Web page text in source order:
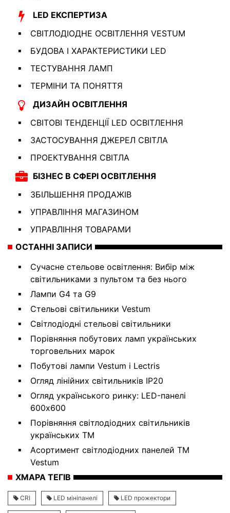
LED ЕКСПЕРТИЗА
СВІТЛОДІОДНЕ ОСВІТЛЕННЯ VESTUM
БУДОВА І ХАРАКТЕРИСТИКИ LED
ТЕСТУВАННЯ ЛАМП
ТЕРМІНИ ТА ПОНЯТТЯ
ДИЗАЙН ОСВІТЛЕННЯ
СВІТОВІ ТЕНДЕНЦІЇ LED ОСВІТЛЕННЯ
ЗАСТОСУВАННЯ ДЖЕРЕЛ СВІТЛА
ПРОЕКТУВАННЯ СВІТЛА
БІЗНЕС В СФЕРІ ОСВІТЛЕННЯ
ЗБІЛЬШЕННЯ ПРОДАЖІВ
УПРАВЛІННЯ МАГАЗИНОМ
УПРАВЛІННЯ ТОВАРАМИ
ОСТАННІ ЗАПИСИ
Сучасне стельове освітлення: Вибір між
світильниками з пультом та без нього
Лампи G4 та G9
Стельові світильники Vestum
Світлодіодні стельові світильники
Порівняння побутових ламп українських
торговельних марок
Побутові лампи Vestum і Lectris
Огляд лінійних світильників IP20
Огляд українського ринку: LED-панелі
600х600
Порівняння світлодіодних світильників
українських ТМ
Асортимент світлодіодних панелей ТМ
Vestum
ХМАРА ТЕГІВ
CRI LED мініпанелі LED прожектори